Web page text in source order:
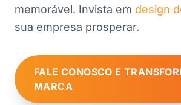
memorável. Invista em design
sua empresa prosperar.
FALE CONOSCO E
MARCA